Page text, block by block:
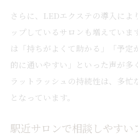
さらに、LEDエクステの導入によ
ップしているサロンも増えていま
は「持ちがよくて助かる」「予定
的に通いやすい」といった声が多
ラットラッシュの持続性は、多忙
となっています。
駅近サロンで相談しやすい